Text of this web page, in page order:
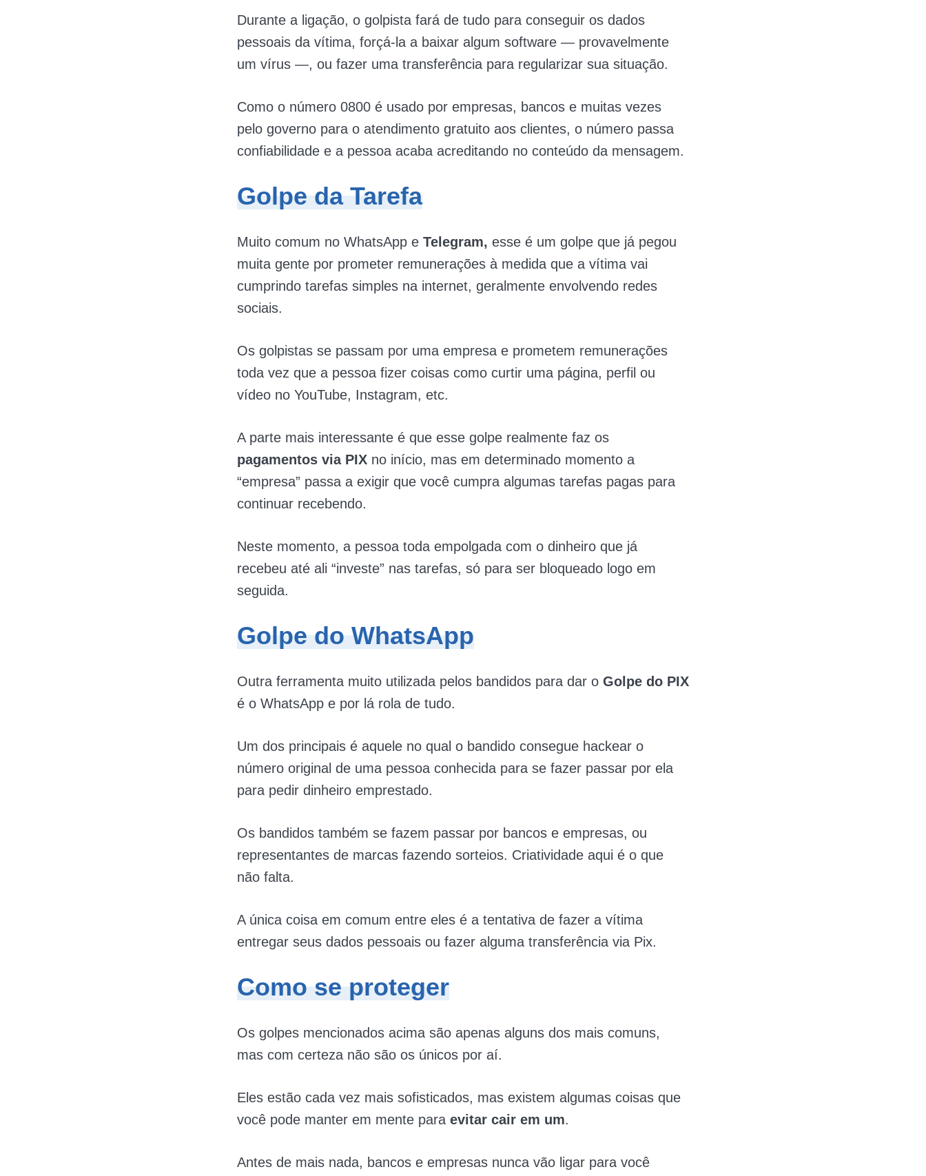
Durante a ligação, o golpista fará de tudo para conseguir os dados
pessoais da vítima, forçá-la a baixar algum software — provavelmente
um vírus —, ou fazer uma transferência para regularizar sua situação.
Como o número 0800 é usado por empresas, bancos e muitas vezes
pelo governo para o atendimento gratuito aos clientes, o número passa
confiabilidade e a pessoa acaba acreditando no conteúdo da mensagem.
Golpe da Tarefa
Muito comum no WhatsApp e Telegram, esse é um golpe que já pegou
muita gente por prometer remunerações à medida que a vítima vai
cumprindo tarefas simples na internet, geralmente envolvendo redes
sociais.
Os golpistas se passam por uma empresa e prometem remunerações
toda vez que a pessoa fizer coisas como curtir uma página, perfil ou
vídeo no YouTube, Instagram, etc.
A parte mais interessante é que esse golpe realmente faz os
pagamentos via PIX no início, mas em determinado momento a
“empresa” passa a exigir que você cumpra algumas tarefas pagas para
continuar recebendo.
Neste momento, a pessoa toda empolgada com o dinheiro que já
recebeu até ali “investe” nas tarefas, só para ser bloqueado logo em
seguida.
Golpe do WhatsApp
Outra ferramenta muito utilizada pelos bandidos para dar o Golpe do PIX
é o WhatsApp e por lá rola de tudo.
Um dos principais é aquele no qual o bandido consegue hackear o
número original de uma pessoa conhecida para se fazer passar por ela
para pedir dinheiro emprestado.
Os bandidos também se fazem passar por bancos e empresas, ou
representantes de marcas fazendo sorteios. Criatividade aqui é o que
não falta.
A única coisa em comum entre eles é a tentativa de fazer a vítima
entregar seus dados pessoais ou fazer alguma transferência via Pix.
Como se proteger
Os golpes mencionados acima são apenas alguns dos mais comuns,
mas com certeza não são os únicos por aí.
Eles estão cada vez mais sofisticados, mas existem algumas coisas que
você pode manter em mente para evitar cair em um.
Antes de mais nada, bancos e empresas nunca vão ligar para você